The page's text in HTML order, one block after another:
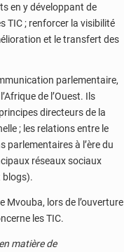
en y développant de
TIC ; renforcer la visibilité
et le transfert des
parlementaire,
de l’Ouest. Ils
directeurs de la
; les relations entre le
parlementaires à l’ère du
réseaux sociaux
blogs).
Mvouba, lors de l’ouverture
les TIC.
matière de